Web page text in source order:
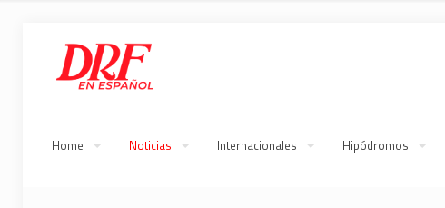
Home Noticias Internacionales Hipódromos